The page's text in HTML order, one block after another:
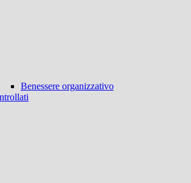
Benessere organizzativo